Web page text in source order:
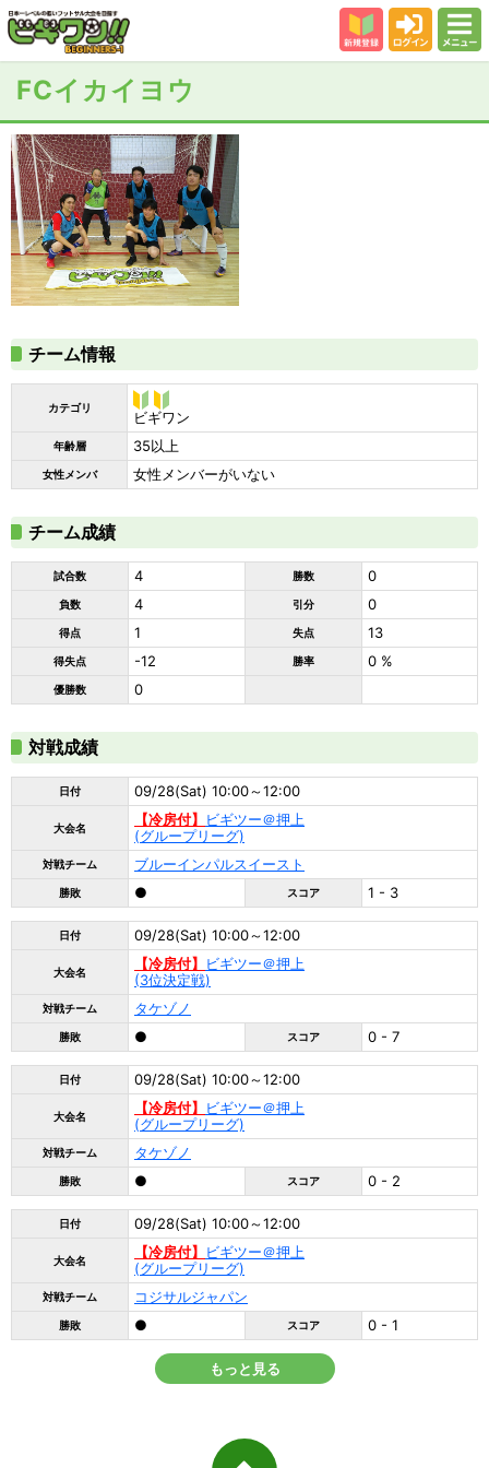
カテゴリー
会場
大会結果
スタッフ紹介
よくある質問
参加者の声
FCイカイヨウ
チーム情報
カテゴリ
ビギ
ワン
ビギワン
年齢層 35以上
女性メンバ 女性メンバーがいない
チーム成績
試合数 4 勝数 0
負数 4 引分 0
得点 1 失点 13
得失点 -12 勝率 0 %
優勝数 0
対戦成績
日付 09/28(Sat) 10:00～12:00
大会名 【冷房付】
ビギツー＠押上
(グループリーグ)
対戦チーム ブルーインパルスイースト
勝敗 ● スコア 1 - 3
日付 09/28(Sat) 10:00～12:00
大会名 【冷房付】
ビギツー＠押上
(3位決定戦)
対戦チーム タケゾノ
勝敗 ● スコア 0 - 7
日付 09/28(Sat) 10:00～12:00
大会名 【冷房付】
ビギツー＠押上
(グループリーグ)
対戦チーム タケゾノ
勝敗 ● スコア 0 - 2
日付 09/28(Sat) 10:00～12:00
大会名 【冷房付】
ビギツー＠押上
(グループリーグ)
対戦チーム コジサルジャパン
勝敗 ● スコア 0 - 1
もっと見る